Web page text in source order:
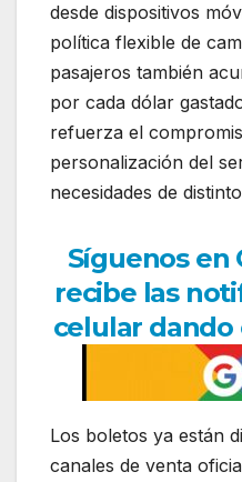
desde dispositivos
política flexible de
pasajeros también
por cada dólar
refuerza el
personalización del
necesidades de
Síguenos en
recibe las
celular dando
Los boletos ya están
canales de venta